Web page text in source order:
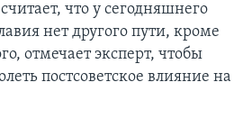
что у сегодняшнего
нет другого пути, кроме
отмечает эксперт, чтобы
постсоветское влияние на